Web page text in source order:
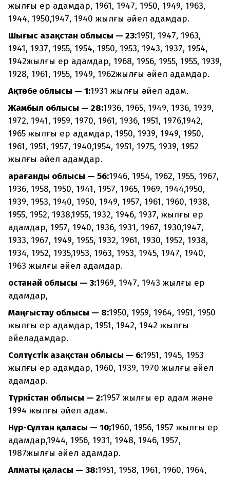
жылғы ер адамдар, 1961, 1947, 1950, 1949, 1963,
1944, 1950,1947, 1940 жылғы әйел адамдар.
Шығыс Қазақстан облысы — 23:1951, 1947, 1963,
1941, 1937, 1955, 1954, 1950, 1953, 1943, 1937, 1954,
1942жылғы ер адамдар, 1968, 1956, 1955, 1955, 1939,
1928, 1961, 1955, 1949, 1962жылғы әйел адамдар.
Ақтөбе облысы — 1:1931 жылғы әйел адам.
Жамбыл облысы — 28:1936, 1965, 1949, 1936, 1939,
1972, 1941, 1959, 1970, 1961, 1936, 1951, 1976,1942,
1965 жылғы ер адамдар, 1950, 1939, 1949, 1950,
1961, 1951, 1957, 1940,1954, 1951, 1975, 1939, 1952
жылғы әйел адамдар.
Қарағанды облысы — 56:1946, 1954, 1962, 1955, 1967,
1936, 1958, 1950, 1941, 1957, 1965, 1969, 1944,1950,
1939, 1953, 1940, 1950, 1949, 1957, 1961, 1960, 1938,
1955, 1952, 1938,1955, 1932, 1946, 1937, жылғы ер
адамдар, 1957, 1940, 1936, 1931, 1967, 1930,1947,
1933, 1967, 1949, 1955, 1932, 1961, 1930, 1952, 1938,
1934, 1952, 1935,1953, 1963, 1953, 1945, 1947, 1940,
1963 жылғы әйел адамдар.
Қостанай облысы — 3:1969, 1947, 1943 жылғы ер
адамдар,
Маңғыстау облысы — 8:1950, 1959, 1964, 1951, 1950
жылғы ер адамдар, 1951, 1942, 1942 жылғы
әйеладамдар.
Солтүстік Қазақстан облысы — 6:1951, 1945, 1953
жылғы ер адамдар, 1960, 1939, 1970 жылғы әйел
адамдар.
Түркістан облысы — 2:1957 жылғы ер адам және
1994 жылғы әйел адам.
Нұр-Сұлтан қаласы — 10;1960, 1956, 1957 жылғы ер
адамдар,1944, 1956, 1931, 1948, 1946, 1957,
1987жылғы әйел адамдар.
Алматы қаласы — 38:1951, 1958, 1961, 1960, 1964,